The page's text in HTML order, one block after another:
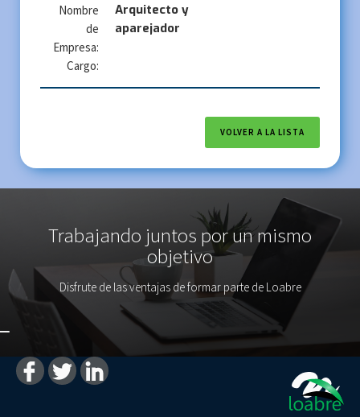
Nombre
de
Empresa:
Cargo:
Arquitecto y
aparejador
VOLVER A LA LISTA
Trabajando juntos por un mismo
objetivo
Disfrute de las ventajas de formar parte de Loabre